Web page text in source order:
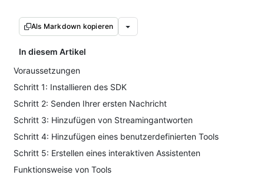
Als Markdown kopieren
In diesem Artikel
Voraussetzungen
Schritt 1: Installieren des SDK
Schritt 2: Senden Ihrer ersten Nachricht
Schritt 3: Hinzufügen von Streamingantworten
Schritt 4: Hinzufügen eines benutzerdefinierten Tools
Schritt 5: Erstellen eines interaktiven Assistenten
Funktionsweise von Tools